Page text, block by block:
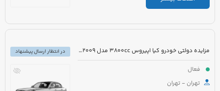
مزایده دولتی خودرو کیا اپیروس 3800cc مدل 2009 رنگ سفید
فعال
تهران - تهران
در انتظار ارسال پیشنهاد